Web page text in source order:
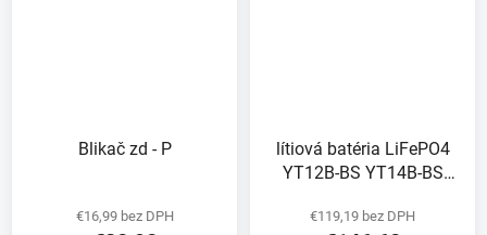
Blikač zd - P
€16,99 bez DPH
lítiová batéria LiFePO4
YT12B-BS YT14B-BS
hmotnosť 0 82 kg
€119,19 bez DPH